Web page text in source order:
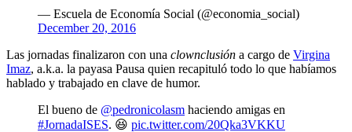
— Escuela de Economía Social (@economia_social)
December 20, 2016
Las jornadas finalizaron con una clownclusión a cargo de Virgina
Imaz, a.k.a. la payasa Pausa quien recapituló todo lo que habíamos
hablado y trabajado en clave de humor.
El bueno de @pedronicolasm haciendo amigas en
#JornadaISES. 😆 pic.twitter.com/20Qka3VKKU